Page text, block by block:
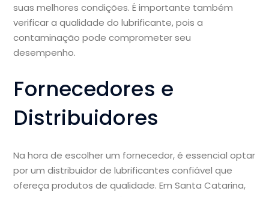
suas melhores condições. É importante também
verificar a qualidade do lubrificante, pois a
contaminação pode comprometer seu
desempenho.
Fornecedores e
Distribuidores
Na hora de escolher um fornecedor, é essencial optar
por um distribuidor de lubrificantes confiável que
ofereça produtos de qualidade. Em Santa Catarina,